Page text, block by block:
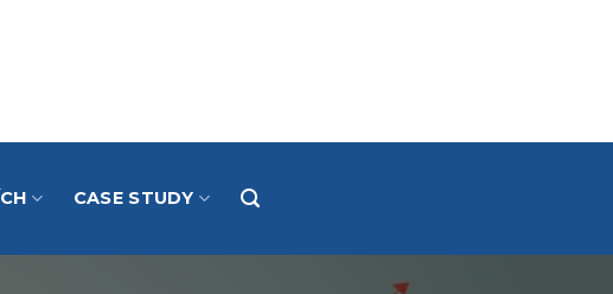
CASE STUDY